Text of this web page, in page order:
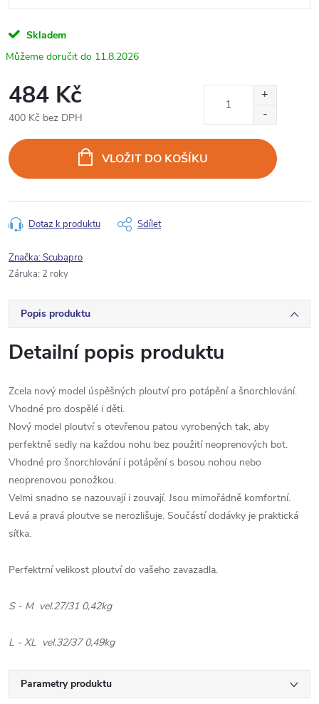
Skladem
11.8.2026
484 Kč
400 Kč bez DPH
cena:
VLOŽIT DO KOŠÍKU
Dotaz k produktu Sdílet
Značka:Scubapro
Záruka: 2 roky
Popis produktu
Detailní popis produktu
Zcela nový model úspěšných ploutví pro potápění a šnorchlování.
Vhodné pro dospělé i děti.
Nový model ploutví s otevřenou patou vyrobených tak, aby
perfektně sedly na každou nohu bez použití neoprenových bot.
Vhodné pro šnorchlování i potápění s bosou nohou nebo
neoprenovou ponožkou.
Velmi snadno se nazouvají i zouvají. Jsou mimořádně komfortní.
Levá a pravá ploutve se nerozlišuje. Součástí dodávky je praktická
síťka.
Perfektrní velikost ploutví do vašeho zavazadla.
S - M vel.27/31 0,42kg
L - XL vel.32/37 0,49kg
Parametry produktu